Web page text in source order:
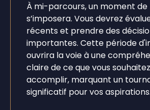
À mi-parcours, un moment de
s’imposera. Vous devrez
récents et prendre des
importantes. Cette période
ouvrira la voie à une
claire de ce que vous
accomplir, marquant un
significatif pour vos aspirations.